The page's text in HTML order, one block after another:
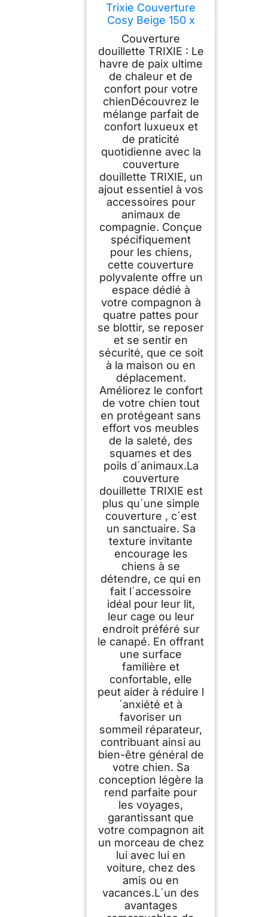
Trixie Couverture
Cosy Beige 150 x
100 cm
Couverture
douillette TRIXIE : Le
havre de paix ultime
de chaleur et de
confort pour votre
chienDécouvrez le
mélange parfait de
confort luxueux et
de praticité
quotidienne avec la
couverture
douillette TRIXIE, un
ajout essentiel à vos
accessoires pour
animaux de
compagnie. Conçue
spécifiquement
pour les chiens,
cette couverture
polyvalente offre un
espace dédié à
votre compagnon à
quatre pattes pour
se blottir, se reposer
et se sentir en
sécurité, que ce soit
à la maison ou en
déplacement.
Améliorez le confort
de votre chien tout
en protégeant sans
effort vos meubles
de la saleté, des
squames et des
poils d´animaux.La
couverture
douillette TRIXIE est
plus qu´une simple
couverture , c´est
un sanctuaire. Sa
texture invitante
encourage les
chiens à se
détendre, ce qui en
fait l´accessoire
idéal pour leur lit,
leur cage ou leur
endroit préféré sur
le canapé. En offrant
une surface
familière et
confortable, elle
peut aider à réduire l
´anxiété et à
favoriser un
sommeil réparateur,
contribuant ainsi au
bien-être général de
votre chien. Sa
conception légère la
rend parfaite pour
les voyages,
garantissant que
votre compagnon ait
un morceau de chez
lui avec lui en
voiture, chez des
amis ou en
vacances.L´un des
avantages